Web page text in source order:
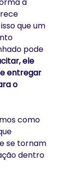
que um
pode
ele
entregar
o
como
se tornam
dentro